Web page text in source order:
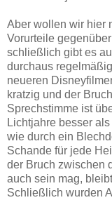
Aber wollen wir hier
Vorurteile gegenüber
schließlich gibt es
durchaus
neueren
kratzig und der
Sprechstimme ist
Lichtjahre besser
wie durch ein
Schande für jede
der Bruch zwischen
auch sein mag,
Schließlich wurden